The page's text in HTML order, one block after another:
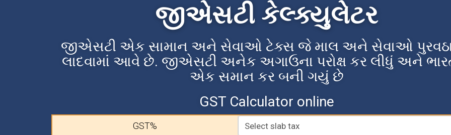
જીએસટી કેલ્ક્યુલેટર
જીએસટી એક સામાન અને સેવાઓ ટેક્સ જે માલ અને સેવાઓ
લાદવામાં આવે છે. જીએસટી અનેક અગાઉના પરોક્ષ કર લીધું અને
એક સમાન કર બની ગયું છે
GST Calculator online
GST%